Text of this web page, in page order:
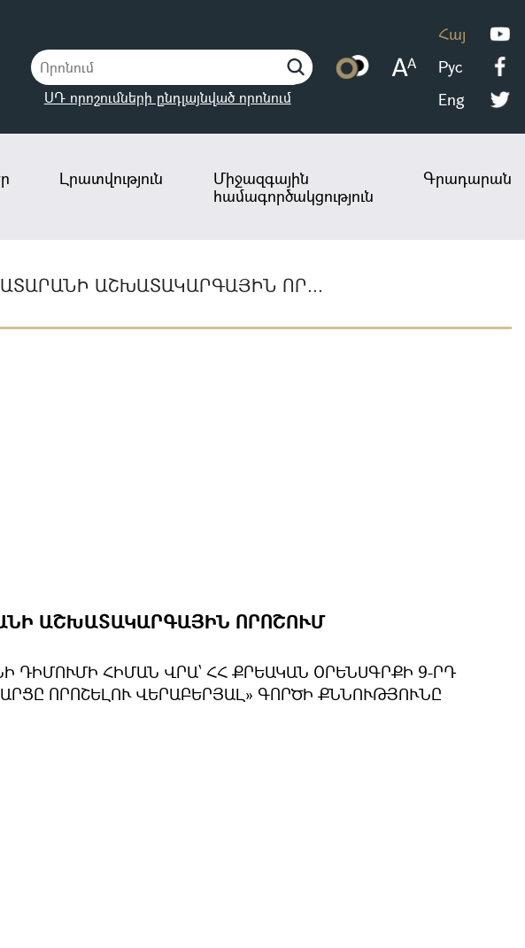
ՍԴ որոշումների ընդլայնված որոնում
Հայ
Рус
Eng
Լրատվություն
Միջազգային
համագործակցություն
Գրադարան
ԱՇԽԱՏԱԿԱՐԳԱՅԻՆ ՈՐ...
ԱՇԽԱՏԱԿԱՐԳԱՅԻՆ ՈՐՈՇՈՒՄ
ՀԻՄԱՆ ՎՐԱ՝ ՀՀ ՔՐԵԱԿԱՆ ՕՐԵՆՍԳՐՔԻ 9-ՐԴ
ՈՐՈՇԵԼՈՒ ՎԵՐԱԲԵՐՅԱԼ» ԳՈՐԾԻ ՔՆՆՈՒԹՅՈՒՆԸ